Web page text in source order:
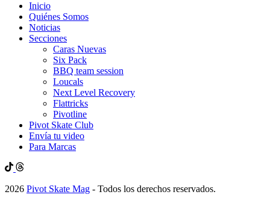
Inicio
Quiénes Somos
Noticias
Secciones
Caras Nuevas
Six Pack
BBQ team session
Loucals
Next Level Recovery
Flattricks
Pivotline
Pivot Skate Club
Envía tu video
Para Marcas
2026 Pivot Skate Mag - Todos los derechos reservados.